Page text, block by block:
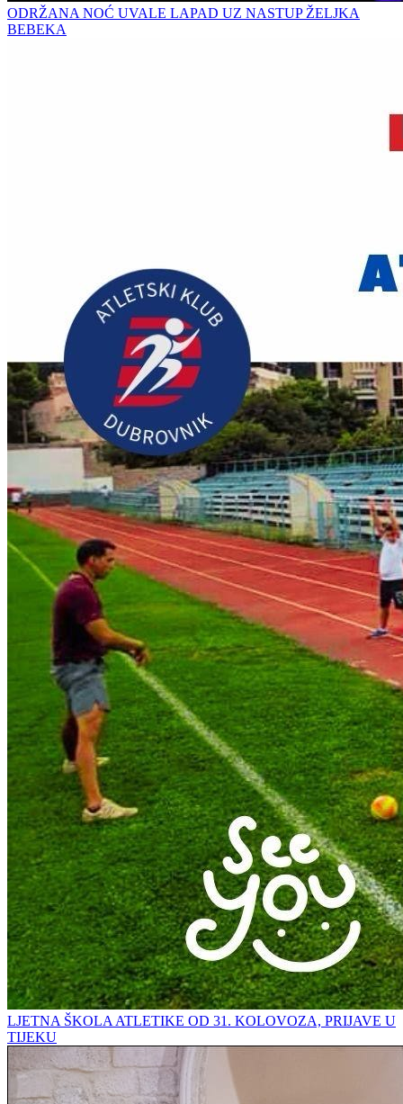
ODRŽANA NOĆ UVALE LAPAD UZ NASTUP ŽELJKA
BEBEKA
LJETNA ŠKOLA ATLETIKE OD 31. KOLOVOZA, PRIJAVE U
TIJEKU